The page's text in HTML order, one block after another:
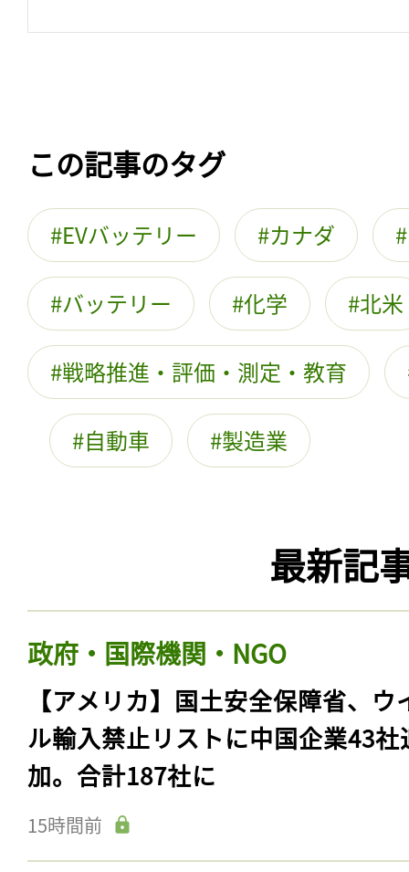
この記事のタグ
EVバッテリー カナダ
バッテリー 化学 北米
戦略推進・評価・測定・教育
自動車 製造業
最新記
政府・国際機関・NGO
【アメリカ】国土安全保障省、ウ
ル輸入禁止リストに中国企業43社
加。合計187社に
15時間前